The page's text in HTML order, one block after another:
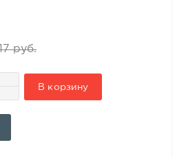
руб.
В корзину